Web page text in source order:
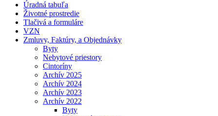
Úradná tabuľa
Životné prostredie
Tlačivá a formuláre
VZN
Zmluvy, Faktúry, a Objednávky
Byty
Nebytové priestory
Cintoríny
Archív 2025
Archív 2024
Archív 2023
Archív 2022
Byty